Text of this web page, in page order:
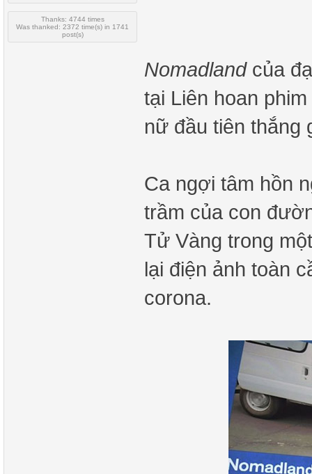
Thanks: 4744 times
Was thanked: 2372 time(s) in 1741
post(s)
Nomadland của
tại Liên hoan
nữ đầu tiên thắng
Ca ngợi tâm hồn
trầm của con
Tử Vàng trong
lại điện ảnh toàn
corona.